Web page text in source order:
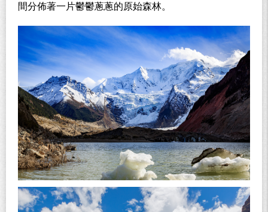
間分佈著一片鬱鬱蔥蔥的原始森林。